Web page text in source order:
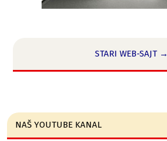
STARI WEB-SAJT →
NAŠ YOUTUBE KANAL